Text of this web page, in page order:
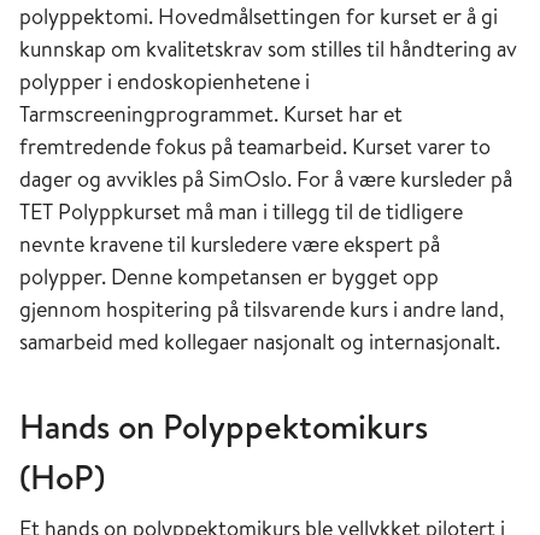
polyppektomi. Hovedmålsettingen for kurset er å gi
kunnskap om kvalitetskrav som stilles til håndtering av
polypper i endoskopienhetene i
Tarmscreeningprogrammet. Kurset har et
fremtredende fokus på teamarbeid. Kurset varer to
dager og avvikles på SimOslo. For å være kursleder på
TET Polyppkurset må man i tillegg til de tidligere
nevnte kravene til kursledere være ekspert på
polypper. Denne kompetansen er bygget opp
gjennom hospitering på tilsvarende kurs i andre land,
samarbeid med kollegaer nasjonalt og internasjonalt.
Hands on Polyppektomikurs
(HoP)
Et hands on polyppektomikurs ble vellykket pilotert i